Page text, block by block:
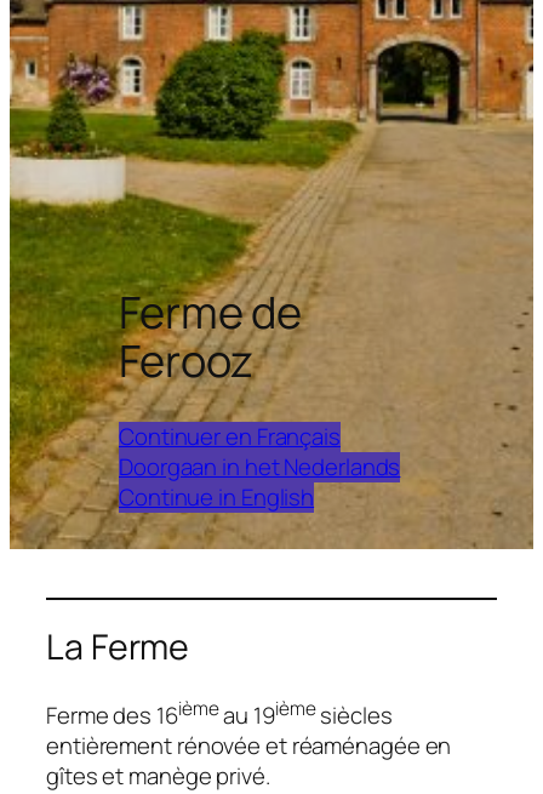
Ferme de
Ferooz
Continuer en Français
Doorgaan in het Nederlands
Continue in English
La Ferme
Ferme des 16ièmeau 19ièmesiècles
entièrement rénovée et réaménagée en
gîtes et manège privé.